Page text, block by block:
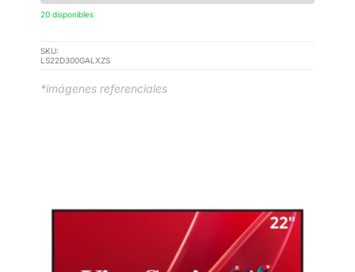
20 disponibles
SKU:
LS22D300GALXZS
*imágenes referenciales